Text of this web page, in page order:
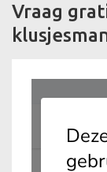
Vraag